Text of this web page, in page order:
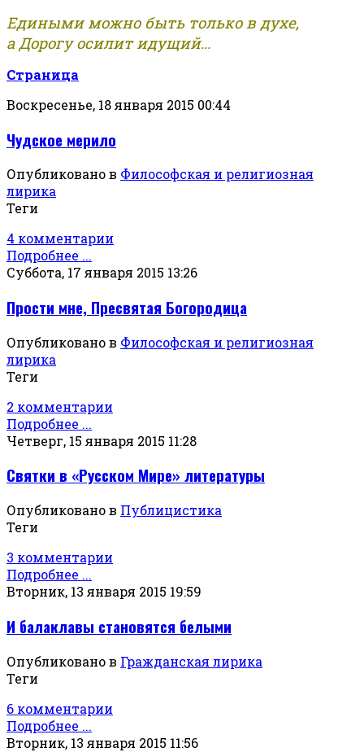
Едиными можно быть только в духе,
а Дорогу осилит идущий...
Страница
Воскресенье, 18 января 2015 00:44
Чудское мерило
Опубликовано в Философская и религиозная
лирика
Теги
4 комментарии
Подробнее ...
Суббота, 17 января 2015 13:26
Прости мне, Пресвятая Богородица
Опубликовано в Философская и религиозная
лирика
Теги
2 комментарии
Подробнее ...
Четверг, 15 января 2015 11:28
Святки в «Русском Мире» литературы
Опубликовано в Публицистика
Теги
3 комментарии
Подробнее ...
Вторник, 13 января 2015 19:59
И балаклавы становятся белыми
Опубликовано в Гражданская лирика
Теги
6 комментарии
Подробнее ...
Вторник, 13 января 2015 11:56